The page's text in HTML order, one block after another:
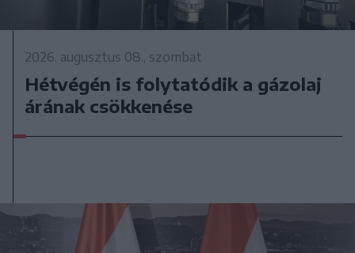
2026. augusztus 08., szombat
Hétvégén is folytatódik a gázolaj
árának csökkenése